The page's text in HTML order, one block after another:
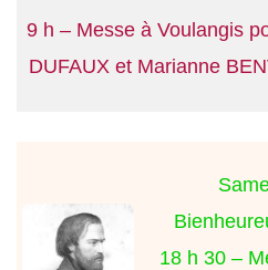
9 h – Messe à Voulangis
DUFAUX et Marianne
18 h 30 –